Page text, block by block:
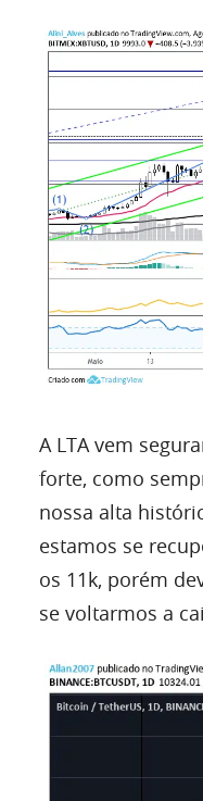
A LTA vem
forte, como
nossa alta
estamos se
os 11k, porém
se voltarmos a